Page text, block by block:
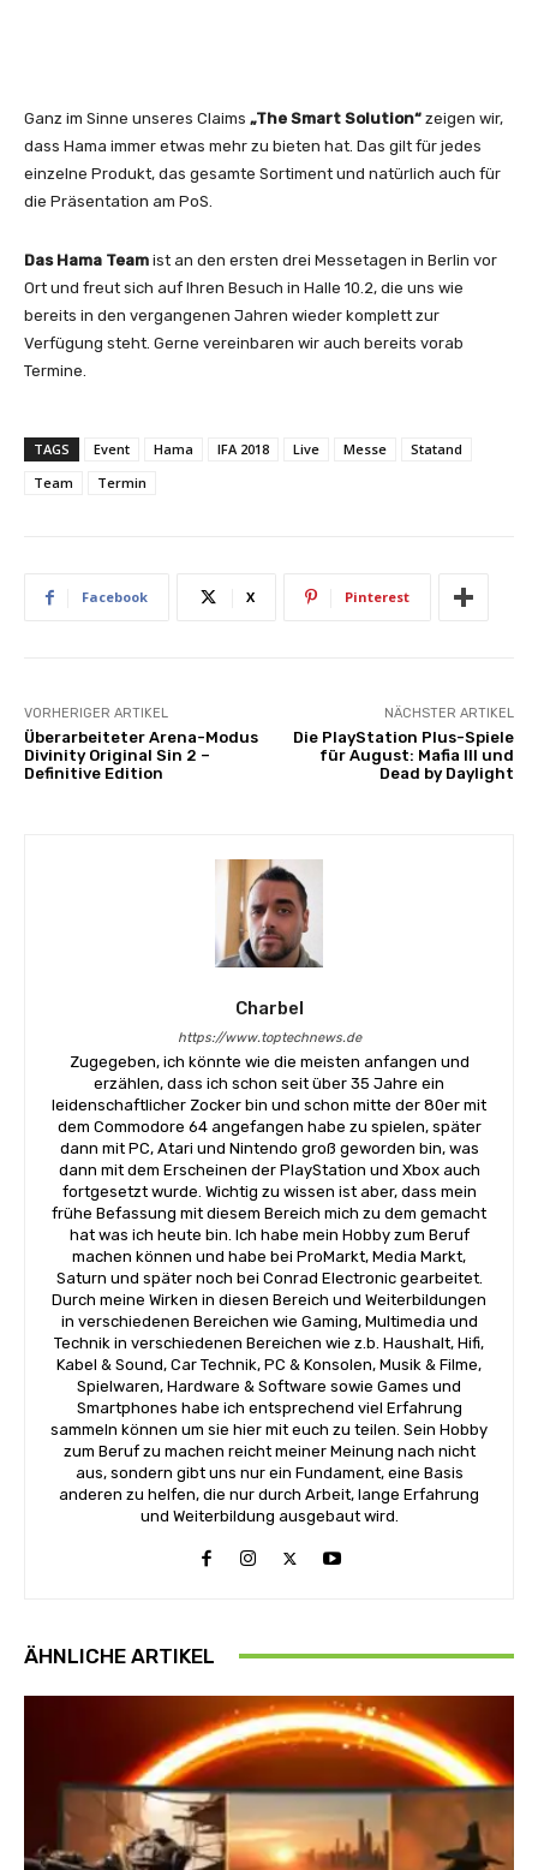
Ganz im Sinne unseres Claims „The Smart Solution“ zeigen wir,
dass Hama immer etwas mehr zu bieten hat. Das gilt für jedes
einzelne Produkt, das gesamte Sortiment und natürlich auch für
die Präsentation am PoS.
Das Hama Team ist an den ersten drei Messetagen in Berlin vor
Ort und freut sich auf Ihren Besuch in Halle 10.2, die uns wie
bereits in den vergangenen Jahren wieder komplett zur
Verfügung steht. Gerne vereinbaren wir auch bereits vorab
Termine.
TAGS Event Hama IFA 2018 Live Messe
Statand
Team
Termin
Facebook X Pinterest
VORHERIGER ARTIKEL
Überarbeiteter Arena-Modus
Divinity Original Sin 2 –
Definitive Edition
NÄCHSTER ARTIKEL
Die PlayStation Plus-Spiele
für August: Mafia III und
Dead by Daylight
Charbel
https://www.toptechnews.de
Zugegeben, ich könnte wie die meisten anfangen und
erzählen, dass ich schon seit über 35 Jahre ein
leidenschaftlicher Zocker bin und schon mitte der 80er mit
dem Commodore 64 angefangen habe zu spielen, später
dann mit PC, Atari und Nintendo groß geworden bin, was
dann mit dem Erscheinen der PlayStation und Xbox auch
fortgesetzt wurde. Wichtig zu wissen ist aber, dass mein
frühe Befassung mit diesem Bereich mich zu dem gemacht
hat was ich heute bin. Ich habe mein Hobby zum Beruf
machen können und habe bei ProMarkt, Media Markt,
Saturn und später noch bei Conrad Electronic gearbeitet.
Durch meine Wirken in diesen Bereich und Weiterbildungen
in verschiedenen Bereichen wie Gaming, Multimedia und
Technik in verschiedenen Bereichen wie z.b. Haushalt, Hifi,
Kabel & Sound, Car Technik, PC & Konsolen, Musik & Filme,
Spielwaren, Hardware & Software sowie Games und
Smartphones habe ich entsprechend viel Erfahrung
sammeln können um sie hier mit euch zu teilen. Sein Hobby
zum Beruf zu machen reicht meiner Meinung nach nicht
aus, sondern gibt uns nur ein Fundament, eine Basis
anderen zu helfen, die nur durch Arbeit, lange Erfahrung
und Weiterbildung ausgebaut wird.
ÄHNLICHE ARTIKEL